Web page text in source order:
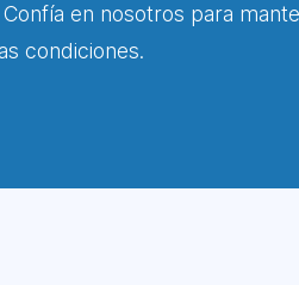
en nosotros para
condiciones.